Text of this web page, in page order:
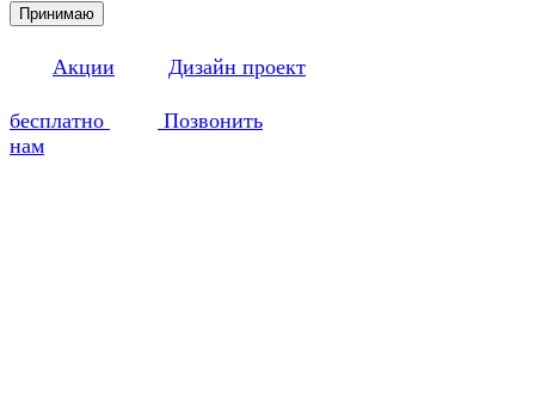
Принимаю
Акции Дизайн проект
бесплатно
Позвонить
нам